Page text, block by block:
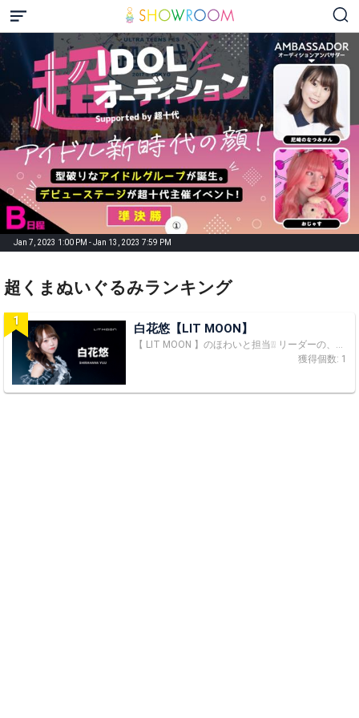
Jan 7, 2023 1:00 PM - Jan 13, 2023 7:59 PM
超くまぬいぐるみランキング
1
白花悠【LIT MOON】
【 LIT MOON 】のほわいと担当❕❕ リーダーの、ゆーゆこと！白花 悠です 🤍💐 好きになって！🫶🏻 ⚠︎注意⚠︎ SMS（電話番号）認証を必ずお願いします！ これが済んでいないとせっっかくのお星様もカウントもポイントにならなくなってしまいます՞߹ - ߹՞ 【SMS認証の手順】 マイページ▶︎アカウント設定▶︎SMS認証 《 プロフィール .ᐟ .ᐟ 》 名前 ▶︎ 白花 悠 （シラハナ ユウ）🌷´- 呼び方 ▶︎ ゆー ゆーゆ ゆーちゃん ゆちゃん ゆゆ etc... （何でもお好きなようにお呼びください👍🏻♡） 出身 ▶︎ 大阪府🐙❕ （ たこ焼き、肉まん、お好み焼き、大好きです(´﹃｀)💗 ） 誕生日 ▶︎ 2004/12/24 （クリスマスイブです🎄.*） 身長 ▶︎ 158cm 靴のサイズ▶︎24せんち 性格 ▶︎ 明るくてよく笑う ☺︎ いっぱい話しかけてください🐰♥︎ 特技 ▶︎ ダンス（主にKーPOP）、モノマネ 趣味 ▶︎ 歌うこと、お絵描き、弾き語り、音楽を聞くこと、踊ること、食べること チャームポイント ▶︎ 低い声、左のえくぼ、笑顔🤍 .🎀｡.:*・° 好きなアイドルさん｡.:*・°.**..🎀 ・松本かれんちゃん（FRUITS ZIPPER） ・サナちゃん（TWICE） ・ダヒョンちゃん（TWICE） ・ウンチェちゃん（LE SSERAFIM） ・へウォンちゃん（NMIXX） ・ハニちゃん（New Jeans） カラオケリスト🎤•*¨*•.¸¸☆ ・可愛くてごめん ・ファンサ ・私の一番可愛いところ ・すきっ！ ・誇り高きアイドル ・しゅきぴ ・シル・ヴ・プレジデント ・現役アイドルちゅー 弾き語りリスト🎸•*¨*•.¸¸♬︎ ・シンデレラボーイ ・ドライフラワー ・film ・スーパー愛したい ・いつか ・クリスマスソング ・恋 ・花束 ・マリーゴールド ꒰ঌ┈┈┈┈┈┈┈┈┈┈┈┈┈┈┈໒꒱ 最後まで読んで頂きありがとうございます！！ 他にも聞きたいことがあれば何でもどんどん質問してくださいദി ᷇ᵕ ᷆ )♡ ꒰ঌ┈┈┈┈┈┈┈┈┈┈┈┈┈┈┈໒꒱ 推薦コメントしてくれた方リスト💐❕ ♥︎たくみんさん ♥︎たなーかさん ♥︎鷹ぴょん ♥︎かるるっち ♥︎森森さん ♥︎ざっくん ♥︎らいおん(ฅ⊙Ⱉ⊙)ฅ がお ♥︎うーちゃん ♥︎あきたん ♥︎ジャッジ ♥︎aquaさん ♥ささゆりさん ♥カプレさん ♥くるたん ♥Sunさん ♥ささ爺さん ♥Sさん ♥baby jayさん ♥ピグミンさん ♥しょうき ♥モンチッチ ♥かずよしさん ありがとう՞ ̥_ ̫ _ ̥՞♡ ★∻∹⋰⋰ ☆∻∹⋰⋰ ★∻∹⋰⋰ ☆∻∹⋰⋰★∻∹⋰⋰ ☆∻
獲得個数: 1